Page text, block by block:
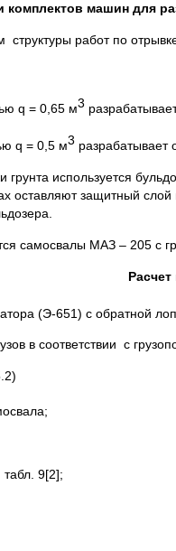
машин для
работ по
q = 0,65 м3
q = 0,5 м3 разрабатывает
грунта используется
оставляют защитный
самосвалы МАЗ – 205 с
(Э-651) с обратной
в соответствии с
9[2];